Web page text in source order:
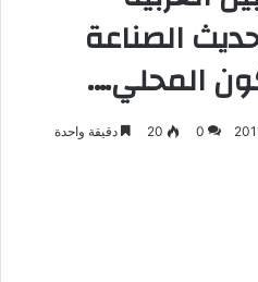
الصناعة
المحلي….
0
20 دقيقة واحدة